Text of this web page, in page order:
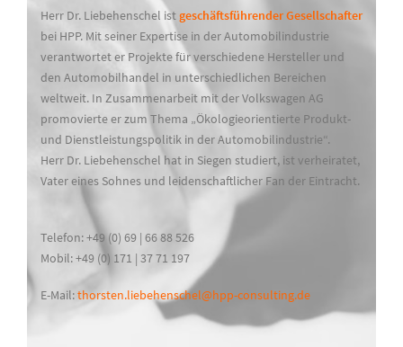
Herr Dr. Liebehenschel istgeschäftsführender Gesellschafter
bei HPP. Mit seiner Expertise in der Automobilindustrie
verantwortet er Projekte für verschiedene Hersteller und
den Automobilhandel in unterschiedlichen Bereichen
weltweit. In Zusammenarbeit mit der Volkswagen AG
promovierte er zum Thema „Ökologieorientierte Produkt-
und Dienstleistungspolitik in der Automobilindustrie“.
Herr Dr. Liebehenschel hat in Siegen studiert, ist verheiratet,
Vater eines Sohnes und leidenschaftlicher Fan der Eintracht.
Telefon: +49 (0) 69 | 66 88 526
Mobil: +49 (0) 171 | 37 71 197
E-Mail:thorsten.liebehenschel@hpp-consulting.de